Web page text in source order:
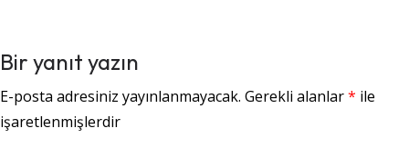
Bir yanıt yazın
E-posta adresiniz yayınlanmayacak. Gerekli alanlar* ile
işaretlenmişlerdir